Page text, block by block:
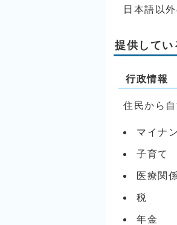
日本語以
提供してい
行政情報
住民から
マイナ
子育て
医療関
税
年金